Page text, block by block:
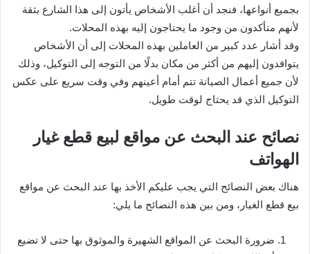
بجميع أنواعها، فنجد أن أغلب الأشخاص يأتون إلى هذا الشارع بثقة
لأنهم متأكدون من وجود ما يحتاجون إليه بهذه المحلات.
وقد أشار عدد كبير من العاملين بهذه المحلات إلى أن الأشخاص
يتوافدون إليهم من أكثر من مكان بدلًا من التوجه إلى التوكيل، وذلك
لأن جميع أعمال الصيانة تتم أمام أعينهم وفي وقت سريع على عكس
التوكيل الذي قد يحتاج لوقت طويل.
نصائح عند البحث عن مواقع لبيع قطع غيار
الهواتف
هناك بعض النصائح التي يجب عليكم الأخذ بها عند البحث عن مواقع
بيع قطع الغيار، ومن بين هذه النصائح ما يلي:
ضرورة البحث عن المواقع الشهيرة والموثوق بها حتى لا تضيع